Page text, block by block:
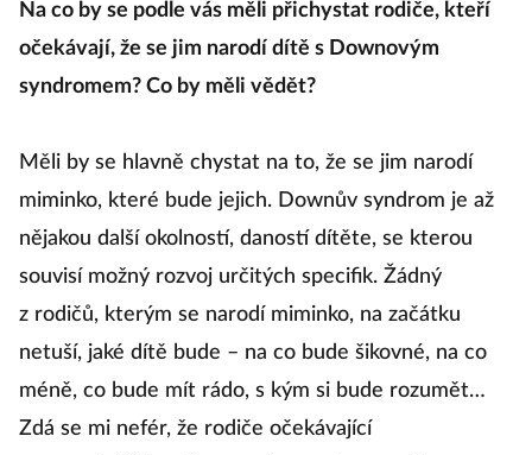
Na co by se podle vás měli přichystat rodiče, kteří
očekávají, že se jim narodí dítě s Downovým
syndromem? Co by měli vědět?
Měli by se hlavně chystat na to, že se jim narodí
miminko, které bude jejich. Downův syndrom je až
nějakou další okolností, daností dítěte, se kterou
souvisí možný rozvoj určitých specifik. Žádný
z rodičů, kterým se narodí miminko, na začátku
netuší, jaké dítě bude – na co bude šikovné, na co
méně, co bude mít rádo, s kým si bude rozumět…
Zdá se mi nefér, že rodiče očekávající